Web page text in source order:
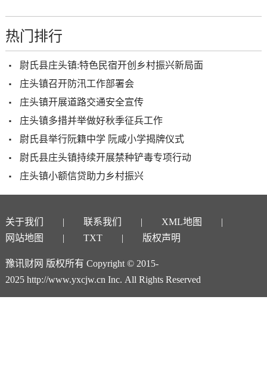
热门排行
尉氏县庄头镇:特色民宿开创乡村振兴新局面
庄头镇召开防汛工作部署会
庄头镇开展道路交通安全宣传
庄头镇多措并举做好秋季征兵工作
尉氏县举行阮籍中学 阮咸小学揭牌仪式
尉氏县庄头镇持续开展禁种铲毒专项行动
庄头镇小额信贷助力乡村振兴
关于我们 联系我们
XML地图
网站地图
TXT 版权声明
豫讯财网 版权所有 Copyright © 2015-
2025 http://www.yxcjw.cn Inc. All Rights Reserved